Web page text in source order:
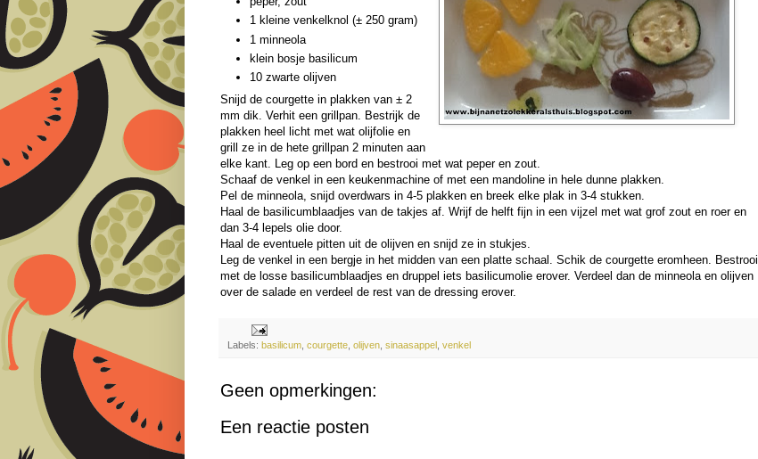
1 kleine venkelknol (± 250 gram)
1 minneola
klein bosje basilicum
10 zwarte olijven
Snijd de courgette in plakken van ± 2
mm dik. Verhit een grillpan. Bestrijk de
plakken heel licht met wat olijfolie en
grill ze in de hete grillpan 2 minuten aan
elke kant. Leg op een bord en bestrooi met wat peper en zout.
Schaaf de venkel in een keukenmachine of met een mandoline in hele dunne plakken.
Pel de minneola, snijd overdwars in 4-5 plakken en breek elke plak in 3-4 stukken.
Haal de basilicumblaadjes van de takjes af. Wrijf de helft fijn in een vijzel met wat grof zout en roer en
dan 3-4 lepels olie door.
Haal de eventuele pitten uit de olijven en snijd ze in stukjes.
Leg de venkel in een bergje in het midden van een platte schaal. Schik de courgette eromheen. Bestrooi
met de losse basilicumblaadjes en druppel iets basilicumolie erover. Verdeel dan de minneola en olijven
over de salade en verdeel de rest van de dressing erover.
Labels: basilicum courgette olijven sinaasappel venkel
Geen opmerkingen:
Een reactie posten